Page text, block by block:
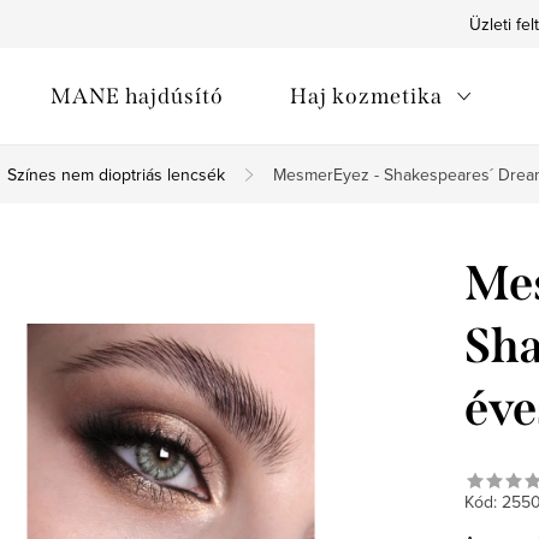
Üzleti
MANE hajdúsító Haj kozmetika
Színes nem dioptriás lencsék MesmerEyez - Shakespeares´
Kód: